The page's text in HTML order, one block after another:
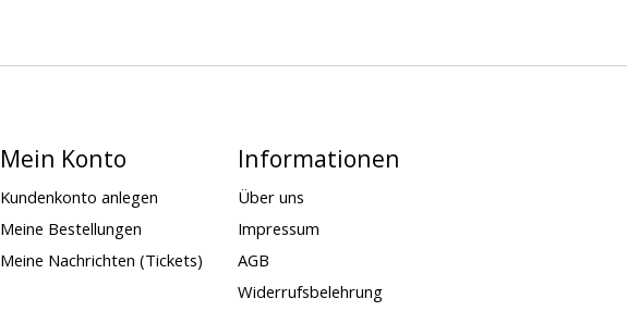
Mein Konto
Kundenkonto anlegen
Meine Bestellungen
Meine Nachrichten (Tickets)
Informationen
Über uns
Impressum
AGB
Widerrufsbelehrung